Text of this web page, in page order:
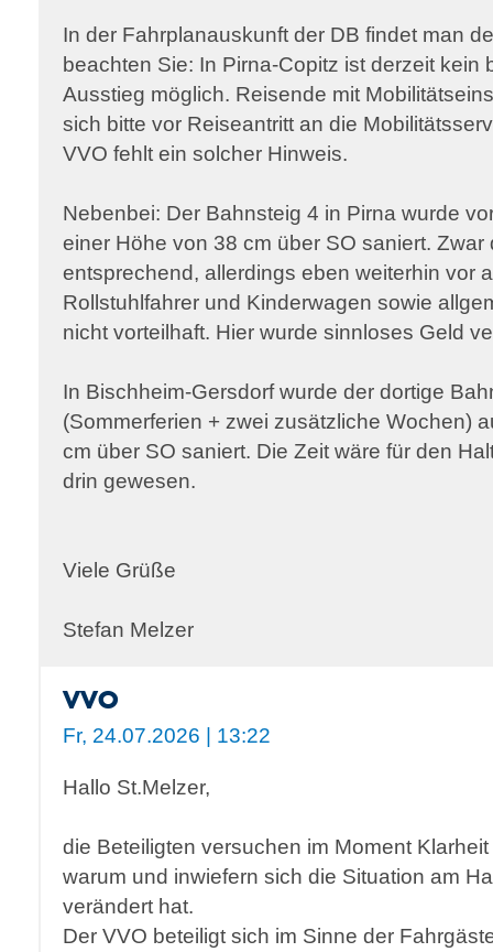
In der Fahrplanauskunft der DB findet man
beachten Sie: In Pirna-Copitz ist derzeit kein
Ausstieg möglich. Reisende mit
sich bitte vor Reiseantritt an die
VVO fehlt ein solcher Hinweis.
Nebenbei: Der Bahnsteig 4 in Pirna wurde
einer Höhe von 38 cm über SO saniert. Zwar
entsprechend, allerdings eben weiterhin vor
Rollstuhlfahrer und Kinderwagen sowie
nicht vorteilhaft. Hier wurde sinnloses Geld
In Bischheim-Gersdorf wurde der dortige
(Sommerferien + zwei zusätzliche Wochen)
cm über SO saniert. Die Zeit wäre für den
drin gewesen.
Viele Grüße
Stefan Melzer
VVO
Fr, 24.07.2026 | 13:22
Hallo St.Melzer,
die Beteiligten versuchen im Moment
warum und inwiefern sich die Situation am
verändert hat.
Der VVO beteiligt sich im Sinne der